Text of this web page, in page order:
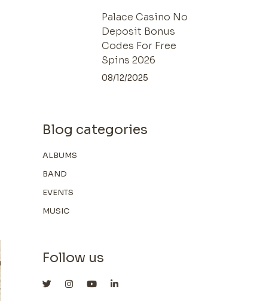
Palace Casino No
Deposit Bonus
Codes For Free
Spins 2026
08/12/2025
Blog categories
ALBUMS
BAND
EVENTS
MUSIC
Follow us